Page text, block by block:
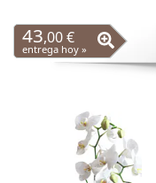
43,00 €
entrega hoy »